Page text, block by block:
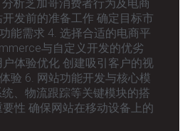
析芝加哥消费者行为及电商
发前的准备工作 确定目标市
能需求 4. 选择合适的电商平
与自定义开发的优劣
体验优化 创建吸引客户的视
验 6. 网站功能开发与核心模
、物流跟踪等关键模块的搭
性 确保网站在移动设备上的